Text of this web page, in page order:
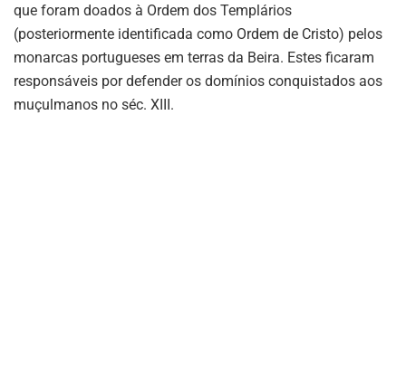
que foram doados à Ordem dos Templários
(posteriormente identificada como Ordem de Cristo) pelos
monarcas portugueses em terras da Beira. Estes ficaram
responsáveis por defender os domínios conquistados aos
muçulmanos no séc. XIII.